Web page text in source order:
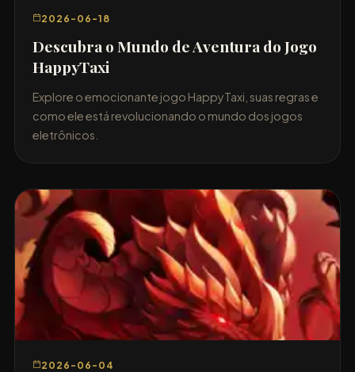
2026-06-18
Descubra o Mundo de Aventura do Jogo
HappyTaxi
Explore o emocionante jogo HappyTaxi, suas regras e
como ele está revolucionando o mundo dos jogos
eletrônicos.
2026-06-04